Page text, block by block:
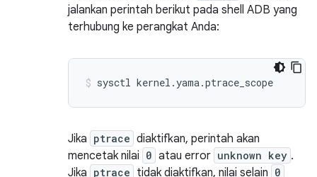
jalankan perintah berikut pada shell ADB yang
terhubung ke perangkat Anda:
Jika ptrace diaktifkan, perintah akan
mencetak nilai 0 atau error unknown key .
Jika ptrace tidak diaktifkan, nilai selain 0